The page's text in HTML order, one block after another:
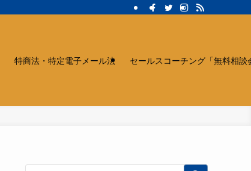
特商法・特定電子メール法 セールスコーチング「無料相談